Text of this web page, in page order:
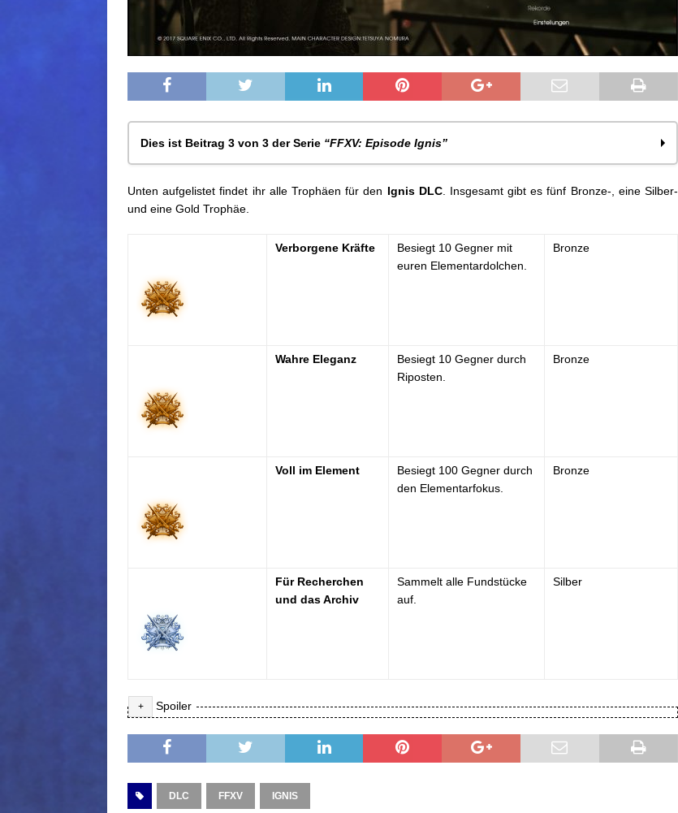
Dies ist Beitrag 3 von 3 der Serie “FFXV: Episode Ignis”
Final Fantasy XV: Episode Ignis Lösungsweg
Review: Final Fantasy XV: Episode Ignis
Unten aufgelistet findet ihr alle Trophäen für den Ignis DLC. Insgesamt gibt es fünf Bronze-, eine Silber-
und eine Gold Trophäe.
Verborgene Kräfte
Besiegt 10 Gegner mit
euren Elementardolchen.
Bronze
Wahre Eleganz
Besiegt 10 Gegner durch
Riposten.
Bronze
Voll im Element
Besiegt 100 Gegner durch
den Elementarfokus.
Bronze
Für Recherchen
und das Archiv
Sammelt alle Fundstücke
auf.
Silber
Spoiler
Ein edles Opfer
Beendet Episode Ignis auf
den Schwierigkeitsgrad
Bronze
DLC FFXV IGNIS